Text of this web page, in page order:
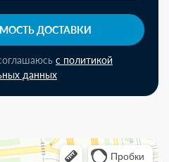
ДОСТАВКИ
с политикой
данных